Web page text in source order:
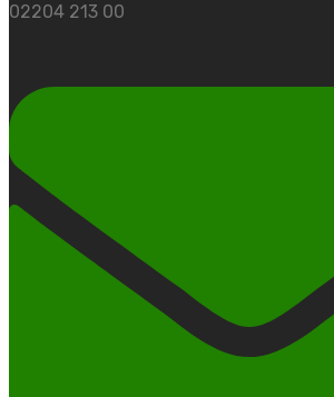
02204 213 00